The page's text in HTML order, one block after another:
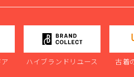
ハイブランドリユース 古着